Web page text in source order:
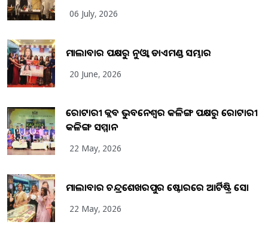
06 July, 2026
ମାଲାବାର ପକ୍ଷରୁ ନୁଓ୍ବା ଡାଏମଣ୍ଡ ସମ୍ଭାର
20 June, 2026
ରୋଟାରୀ କ୍ଲବ ଭୁବନେଶ୍ୱର କଳିଙ୍ଗ ପକ୍ଷରୁ ରୋଟାରୀ
କଳିଙ୍ଗ ସମ୍ମାନ
22 May, 2026
ମାଲାବାର ଚନ୍ଦ୍ରଶେଖରପୁର ଷ୍ଟୋରରେ ଆର୍ଟିଷ୍ଟ୍ରି ସୋ
22 May, 2026